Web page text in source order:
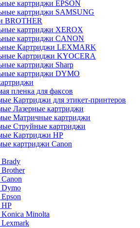
картриджи EPSON
картриджи SAMSUNG
BROTHER
картриджи XEROX
картриджи CANON
Картриджи LEXMARK
Картриджи KYOCERA
картриджи Sharp
картриджи DYMO
пленка для факсов
Картриджи для этикет-принтеров
Лазерные картриджи
Матричные картриджи
Струйные картриджи
Картриджи HP
картриджи Canon
Minolta